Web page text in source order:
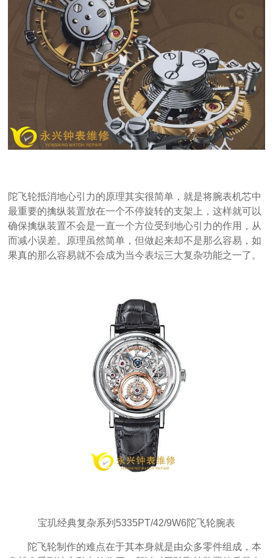
陀飞轮抵消地心引力的原理其实很简单，就是将腕表机芯中
最重要的擒纵装置放在一个不停旋转的支架上，这样就可以
确保擒纵装置不会是一直一个方位受到地心引力的作用，从
而减小误差。原理虽然简单，但做起来却不是那么容易，如
果真的那么容易就不会成为当今表坛三大复杂功能之一了。
宝玑经典复杂系列5335PT/42/9W6陀飞轮腕表
陀飞轮制作的难点在于其本身就是由众多零件组成，本